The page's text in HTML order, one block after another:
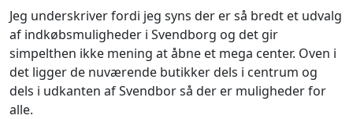
Jeg underskriver fordi jeg syns der er så bredt et udvalg
af indkøbsmuligheder i Svendborg og det gir
simpelthen ikke mening at åbne et mega center. Oven i
det ligger de nuværende butikker dels i centrum og
dels i udkanten af Svendbor så der er muligheder for
alle.